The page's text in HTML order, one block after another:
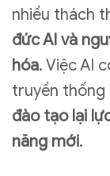
nhiều thách
đức AI và
hóa. Việc AI
truyền thống
đào tạo lại
năng mới.